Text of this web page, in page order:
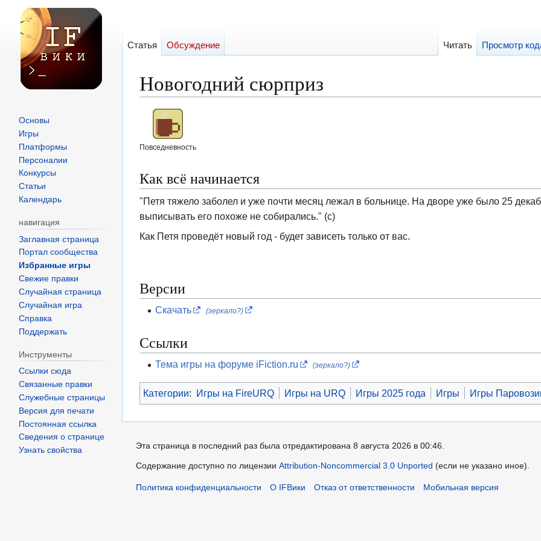
Новогодний сюрприз
Перейти
навигации
Перейти
поиску
Повседневность
Как всё начинается
"Петя тяжело заболел и уже почти месяц лежал в больнице. На дворе уже было 25
выписывать его похоже не собирались." (с)
Как Петя проведёт новый год - будет зависеть только от вас.
Версии
Скачать (зеркало?)
Ссылки
Тема игры на форуме iFiction.ru (зеркало?)
Категории: Игры на FireURQ Игры на URQ Игры 2025 года Игры Игры
Статья Обсуждение Читать Просмотр
Основы
Игры
Платформы
Персоналии
Конкурсы
Статьи
Календарь
навигация
Заглавная страница
Портал сообщества
Избранные игры
Свежие правки
Случайная страница
Случайная игра
Справка
Поддержать
Инструменты
Ссылки сюда
Связанные правки
Служебные страницы
Версия для печати
Постоянная ссылка
Сведения о странице
Узнать свойства
Эта страница в последний раз была отредактирована 8 августа 2026 в 00:46.
Содержание доступно по лицензииAttribution-Noncommercial 3.0 Unported (если не указано иное).
Политика конфиденциальности О IFВики Отказ от ответственности Мобильная версия